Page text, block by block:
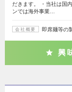
だきます。 ・当社は国
ンでは海外事業…
会社概要 即席麺等の
興